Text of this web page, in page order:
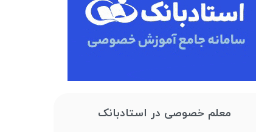
معلم خصوصی در استادبانک